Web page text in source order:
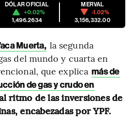
DÓLAR OFICIAL
+0.02%
1,496.2634
MERVAL
-1.02%
3,156,332.00
Muerta, la segunda
del mundo y cuarta en
que explica más de
de gas y crudo en
ritmo de las inversiones de
encabezadas por YPF.